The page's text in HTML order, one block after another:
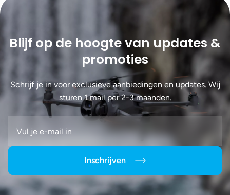
Blijf op de hoogte van updates &
promoties
Schrijf je in voor exclusieve aanbiedingen en updates. Wij
sturen 1 mail per 2-3 maanden.
Inschrijven